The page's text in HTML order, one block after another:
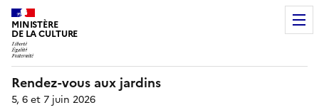
MINISTÈRE
DE LA CULTURE
Rendez-vous aux jardins
5, 6 et 7 juin 2026